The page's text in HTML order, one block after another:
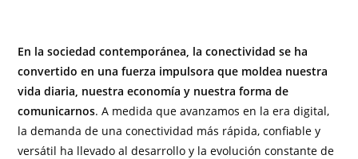
En la sociedad contemporánea, la conectividad se ha
convertido en una fuerza impulsora que moldea nuestra
vida diaria, nuestra economía y nuestra forma de
comunicarnos. A medida que avanzamos en la era digital,
la demanda de una conectividad más rápida, confiable y
versátil ha llevado al desarrollo y la evolución constante de